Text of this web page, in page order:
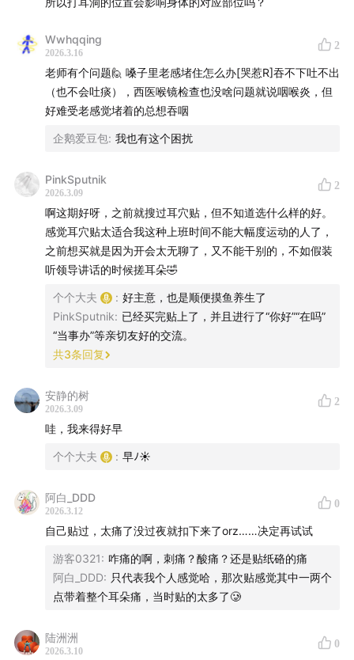
失眠、焦虑、压力大、烦躁
颈肩腰腿痛、各类慢性疼痛
肠胃不适、消化不良
祛痘、皮肤过敏、上火
戒烟、减肥、内分泌调理（辅助）
❌ 绝对禁忌：不能治肿瘤、严重器官病变等器质性大病 。
三、居家耳穴贴敷：实操全流程
1. 找穴：对照耳穴图，用棉签/耳穴笔轻按，酸胀痛点=反应
点（比图更准）。
2. 清洁：酒精擦耳去油，贴得更牢。
3. 贴法：耳穴贴对准痛点，轻按5秒固定（酸胀微痛正
常）。
4. 按压：每天3-5次，每次每穴20-30下，力度以酸麻胀微
痛为宜。
5. 更换：一次贴3天，每次贴一只耳朵，下次换另一侧（避
四、贴耳穴的禁忌人群
外耳有炎症、湿疹、溃疡、冻疮破溃者
严重心脏病、重度贫血者慎用
贴后大面积瘙痒=过敏，立即取下。
五、0成本养耳补肾操
①、搓耳根：食指+拇指夹耳根，上下搓至发热，每天100
②、捏耳垂：每天100下，对应头面，缓解眼疲劳、改善皮
Wwhqqing
2026.3.16
2
老师有个问题🙋 嗓子里老感堵住怎么办[哭惹R]吞不下吐不出
（也不会吐痰），西医喉镜检查也没啥问题就说咽喉炎，但
好难受老感觉堵着的总想吞咽
企鹅爱豆包: 我也有这个困扰
PinkSputnik
2026.3.09
2
啊这期好呀，之前就搜过耳穴贴，但不知道选什么样的好。
感觉耳穴贴太适合我这种上班时间不能大幅度运动的人了，
之前想买就是因为开会太无聊了，又不能干别的，不如假装
听领导讲话的时候搓耳朵🤣
个个大夫 : 好主意，也是顺便摸鱼养生了
PinkSputnik: 已经买完贴上了，并且进行了“你好”“在吗”
“当事办”等亲切友好的交流。
共3条回复
安静的树
2026.3.09
2
哇，我来得好早
个个大夫 : 早ﾉ☀
阿白_DDD
2026.3.12
0
自己贴过，太痛了没过夜就扣下来了orz……决定再试试
游客0321: 咋痛的啊，刺痛？酸痛？还是贴纸硌的痛
阿白_DDD: 只代表我个人感觉哈，那次贴感觉其中一两个
点带着整个耳朵痛，当时贴的太多了🥲
陆洲洲
2026.3.10
0